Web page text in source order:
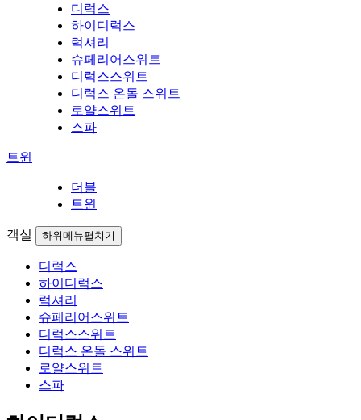
디럭스
하이디럭스
럭셔리
슈페리어스위트
디럭스스위트
디럭스 온돌 스위트
로얄스위트
스파
트윈
더블
트윈
객실 하위메뉴펼치기
디럭스
하이디럭스
럭셔리
슈페리어스위트
디럭스스위트
디럭스 온돌 스위트
로얄스위트
스파